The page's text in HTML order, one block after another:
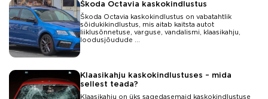
Škoda Octavia kaskokindlustus
Škoda Octavia kaskokindlustus on vabatahtlik
sõidukikindlustus, mis aitab kaitsta autot
liiklusõnnetuse, varguse, vandalismi, klaasikahju,
loodusjõudude ...
Klaasikahju kaskokindlustuses – mida
sellest teada?
Klaasikahju on üks sagedasemaid kaskokindlustuse